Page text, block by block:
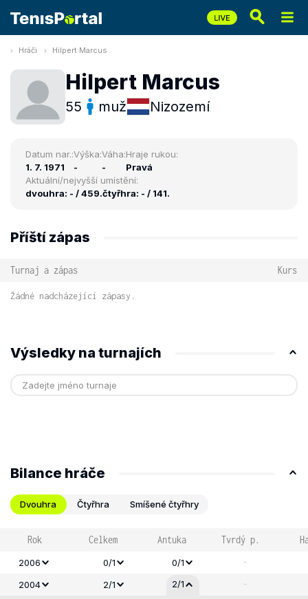
Hráči Hilpert Marcus
Hilpert Marcus
55 muž Nizozemí
Datum nar.:
1. 7. 1971
Výška:
-
Váha:
-
Hraje rukou:
Pravá
Aktuální/nejvyšší umístění:
dvouhra: - / 459.čtyřhra: - / 141.
Příští zápas
Turnaj a zápas Kurs
Žádné nadcházející zápasy.
Výsledky na turnajích
Bilance hráče
Dvouhra Čtyřhra Smíšené čtyřhry
Rok Celkem Antuka Tvrdý p.
2006 0/1 0/1 -
2004 2/1 2/1 -